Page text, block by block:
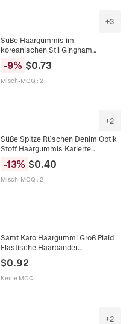
+3
Süße Haargummis im
koreanischen Stil Gingham
Haarbänder Große Haarschlaufen
Für Damen Mädchen
-9% $0.73
Misch-MOQ : 2
+2
Süße Spitze Rüschen Denim Optik
Stoff Haargummis Karierte
Gestreifte Elastische Haarbänder
Für Damen Mädchen Täglicher
Haarschmuck
-13% $0.40
Misch-MOQ : 2
Samt Karo Haargummi Groß Plaid
Elastische Haarbänder
Koreanischen Stil Herbst Winter
Haarschmuck Für Damen
Mädchen
$0.92
Keine MOQ
+2